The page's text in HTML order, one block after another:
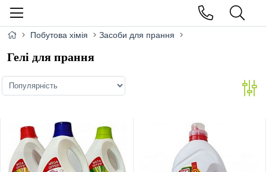
Побутова хімія Засоби для прання
Гелі для прання